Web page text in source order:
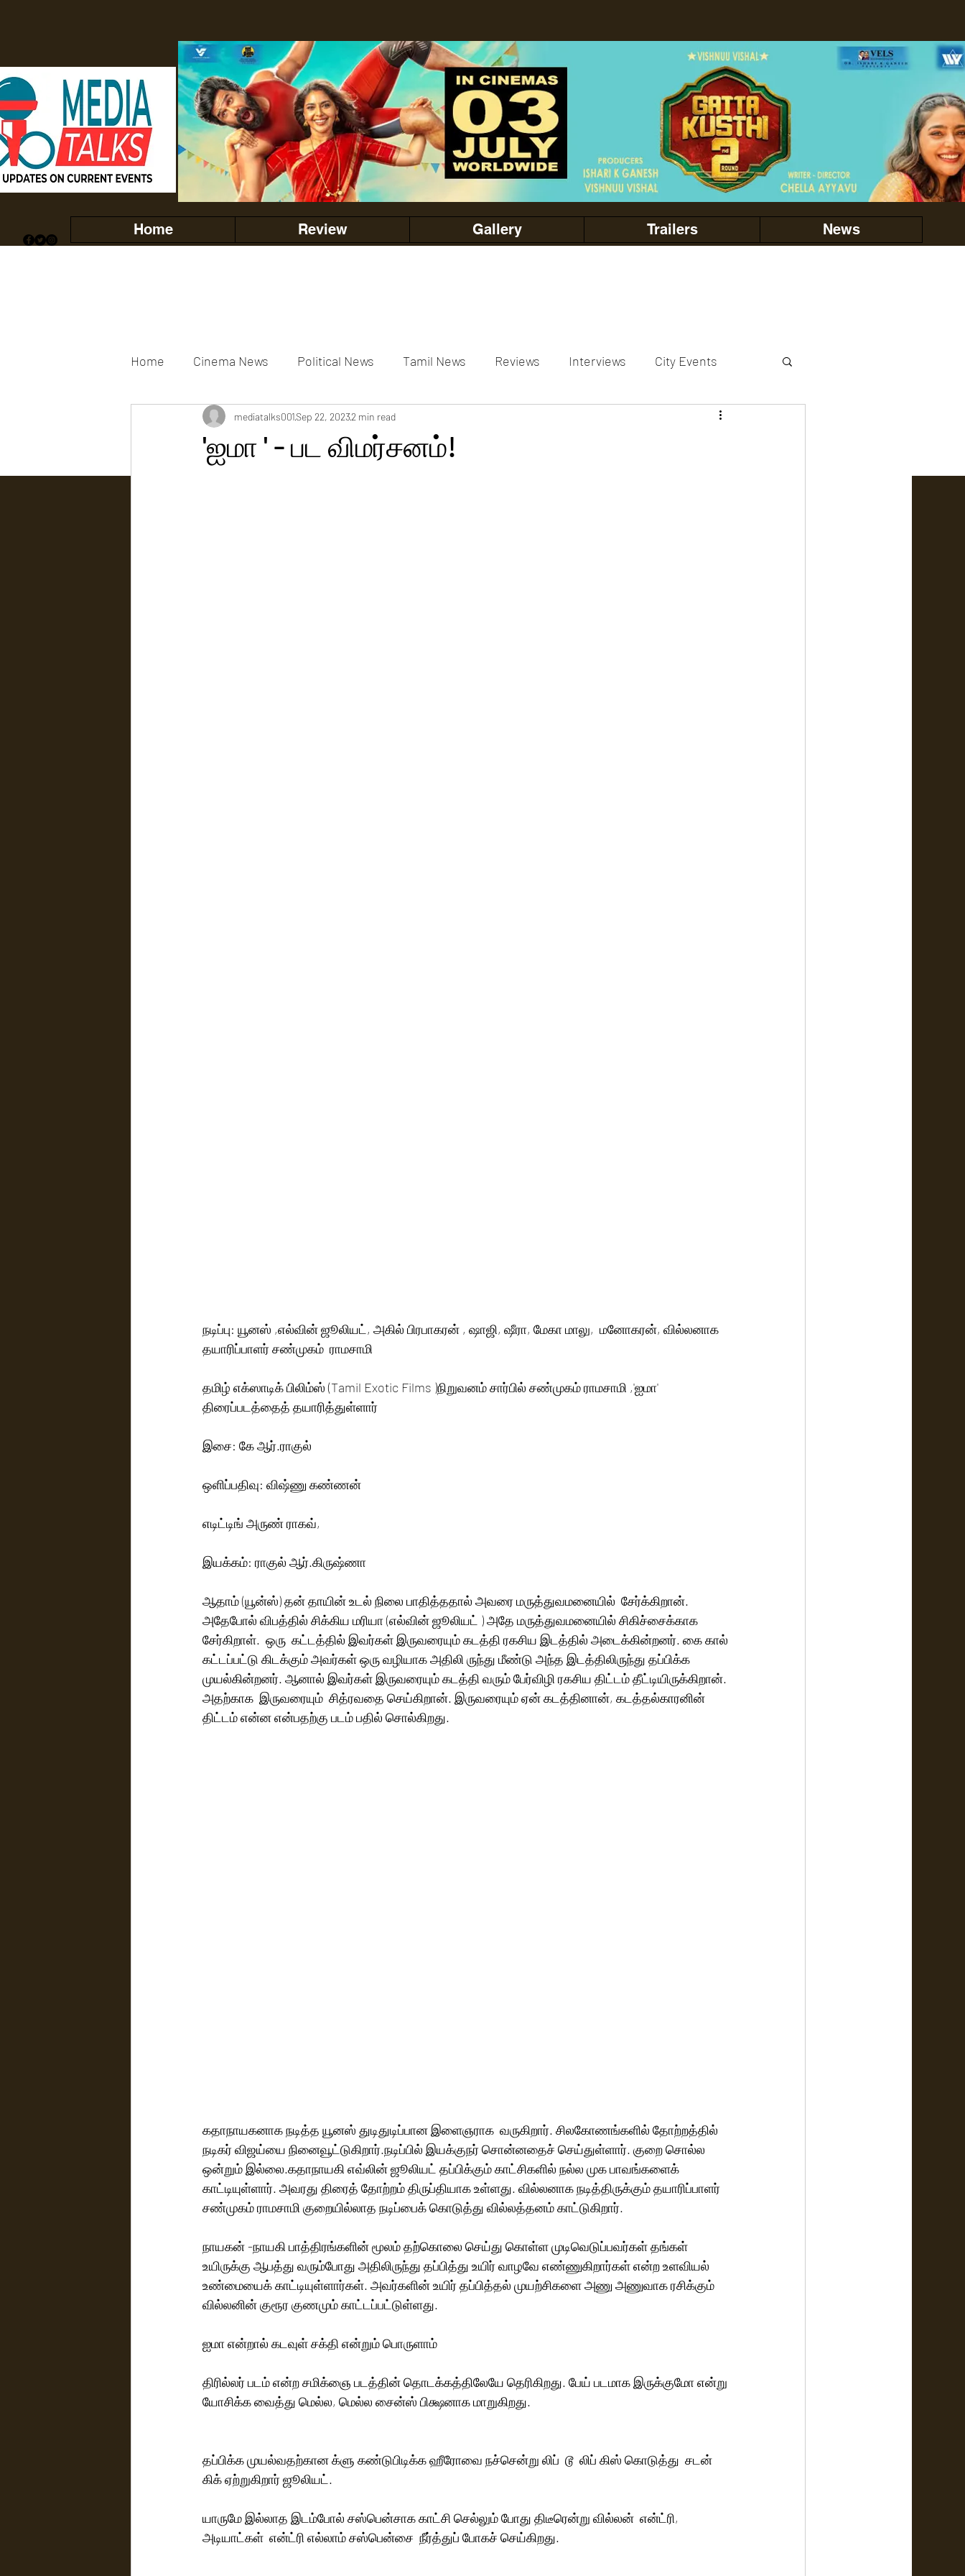
Home Review Gallery Trailers News
Home Cinema News Political News Tamil News Reviews Interviews City Events
Movies Gallery Actress Gallery Events Gallery actors gallery
'ஐமா ' - பட விமர்சனம்!
mediatalks001Sep 22, 20232 min read
நடிப்பு: யூனஸ் ,எல்வின் ஜூலியட், அகில் பிரபாகரன் , ஷாஜி, ஷீரா, மேகா மாலு,  மனோகரன், வில்லனாக
தயாரிப்பாளர் சண்முகம்  ராமசாமி
தமிழ் எக்ஸாடிக் பிலிம்ஸ் (Tamil Exotic Films )நிறுவனம் சார்பில் சண்முகம் ராமசாமி ,'ஐமா'
திரைப்படத்தைத் தயாரித்துள்ளார்
இசை: கே ஆர்.ராகுல்
ஒளிப்பதிவு: விஷ்ணு கண்ணன்
எடிட்டிங் அருண் ராகவ்,
இயக்கம்: ராகுல் ஆர்.கிருஷ்ணா
ஆதாம் (யூன்ஸ்) தன் தாயின் உடல் நிலை பாதித்ததால் அவரை மருத்துவமனையில்  சேர்க்கிறான்.
அதேபோல் விபத்தில் சிக்கிய மரியா (எல்வின் ஜூலியட் ) அதே மருத்துவமனையில் சிகிச்சைக்காக
சேர்கிறாள்.  ஒரு  கட்டத்தில் இவர்கள் இருவரையும் கடத்தி ரகசிய இடத்தில் அடைக்கின்றனர். கை கால்
கட்டப்பட்டு கிடக்கும் அவர்கள் ஒரு வழியாக அதிலி ருந்து மீண்டு அந்த இடத்திலிருந்து தப்பிக்க
முயல்கின்றனர். ஆனால் இவர்கள் இருவரையும் கடத்தி வரும் பேர்விழி ரகசிய திட்டம் தீட்டியிருக்கிறான்.
அதற்காக  இருவரையும்  சித்ரவதை செய்கிறான். இருவரையும் ஏன் கடத்தினான், கடத்தல்காரனின்
திட்டம் என்ன என்பதற்கு படம் பதில் சொல்கிறது.
கதாநாயகனாக நடித்த யூனஸ் துடிதுடிப்பான இளைஞராக  வருகிறார். சிலகோணங்களில் தோற்றத்தில்
நடிகர் விஜய்யை நினைவூட்டுகிறார்.நடிப்பில் இயக்குநர் சொன்னதைச் செய்துள்ளார். குறை சொல்ல
ஒன்றும் இல்லை.கதாநாயகி எவ்லின் ஜூலியட் தப்பிக்கும் காட்சிகளில் நல்ல முக பாவங்களைக்
காட்டியுள்ளார். அவரது திரைத் தோற்றம் திருப்தியாக உள்ளது. வில்லனாக நடித்திருக்கும் தயாரிப்பாளர்
சண்முகம் ராமசாமி குறையில்லாத நடிப்பைக் கொடுத்து வில்லத்தனம் காட்டுகிறார்.
நாயகன் -நாயகி பாத்திரங்களின் மூலம் தற்கொலை செய்து கொள்ள முடிவெடுப்பவர்கள் தங்கள்
உயிருக்கு ஆபத்து வரும்போது அதிலிருந்து தப்பித்து உயிர் வாழவே எண்ணுகிறார்கள் என்ற உளவியல்
உண்மையைக் காட்டியுள்ளார்கள். அவர்களின் உயிர் தப்பித்தல் முயற்சிகளை அணு அணுவாக ரசிக்கும்
வில்லனின் குரூர குணமும் காட்டப்பட்டுள்ளது.
ஐமா என்றால் கடவுள் சக்தி என்றும் பொருளாம்
திரில்லர் படம் என்ற சமிக்ஞை படத்தின் தொடக்கத்திலேயே தெரிகிறது. பேய் படமாக இருக்குமோ என்று
யோசிக்க வைத்து மெல்ல, மெல்ல சைன்ஸ் பிக்ஷனாக மாறுகிறது.
தப்பிக்க முயல்வதற்கான க்ளு கண்டுபிடிக்க ஹீரோவை நச்சென்று லிப்  டூ  லிப் கிஸ் கொடுத்து  சடன்
கிக் ஏற்றுகிறார் ஜூலியட்.
யாருமே இல்லாத இடம்போல் சஸ்பென்சாக காட்சி செல்லும் போது திடீரென்று வில்லன்  என்ட்ரி,
அடியாட்கள்  என்ட்ரி எல்லாம் சஸ்பென்சை  நீர்த்துப் போகச் செய்கிறது.